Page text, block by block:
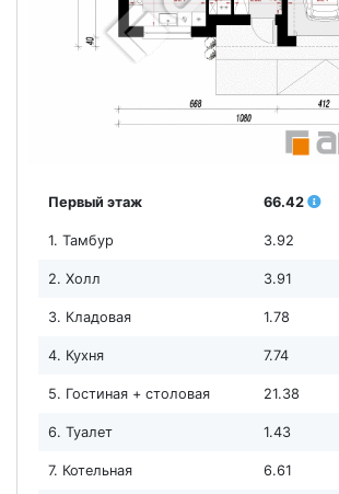
Первый этаж 66.42
1. Тамбур 3.92
2. Холл 3.91
3. Кладовая 1.78
4. Кухня 7.74
5. Гостиная + столовая 21.38
6. Туалет 1.43
7. Котельная 6.61